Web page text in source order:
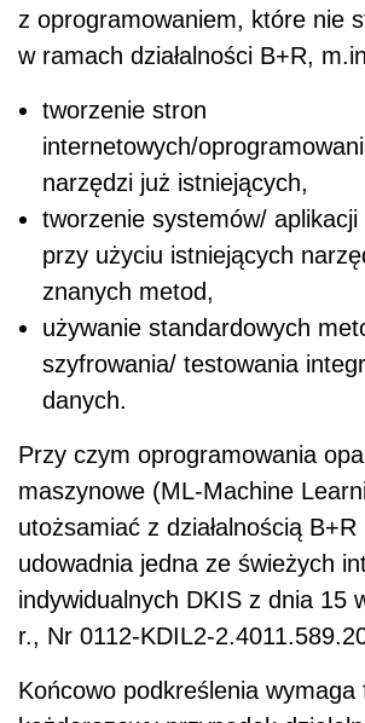
z oprogramowaniem, które nie
w ramach działalności B+R,
tworzenie stron
internetowych/
narzędzi już istniejących,
tworzenie systemów/ aplikacji
przy użyciu istniejących
znanych metod,
używanie standardowych
szyfrowania/ testowania
danych.
Przy czym oprogramowania
maszynowe (ML-Machine
utożsamiać z działalnością
udowadnia jedna ze świeżych
indywidualnych DKIS z dnia 15
r., Nr 0112-KDIL2-
Końcowo podkreślenia wymaga